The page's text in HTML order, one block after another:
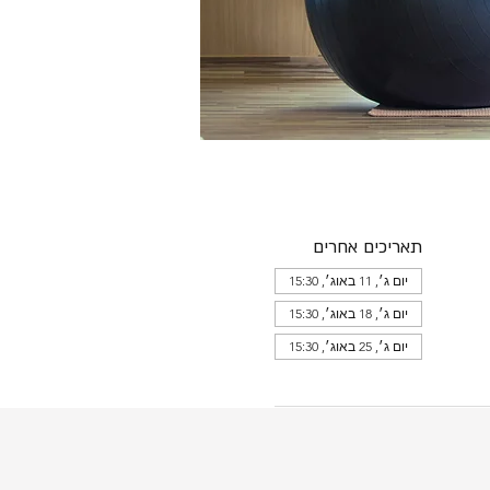
תאריכים אחרים
יום ג׳, 11 באוג׳, 15:30
יום ג׳, 18 באוג׳, 15:30
יום ג׳, 25 באוג׳, 15:30